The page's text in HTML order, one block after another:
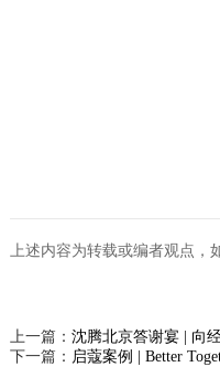
上述内容为转载或编者观点，
上一篇： 沈腾北京答谢宴 | 向
下一篇： 启蔻案例 | Better